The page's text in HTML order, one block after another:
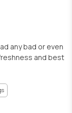
any bad or even
and best